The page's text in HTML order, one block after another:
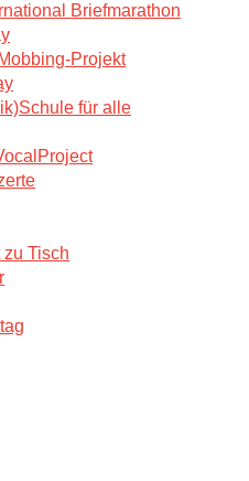
Briefmarathon
Projekt
für alle
Tisch